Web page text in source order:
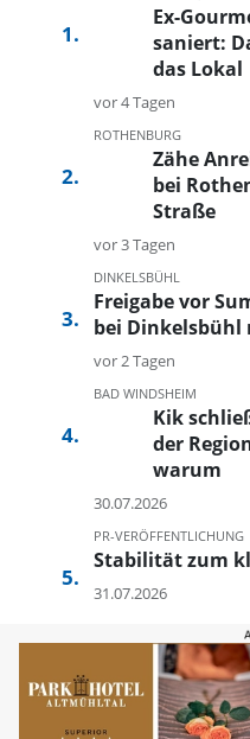
Ex-
saniert:
das Lokal
vor 4 Tagen
ROTHENBURG
Zähe
bei
Straße
vor 3 Tagen
DINKELSBÜHL
Freigabe vor
bei Dinkelsbühl
vor 2 Tagen
BAD WINDSHEIM
Kik
der
warum
30.07.2026
PR-VERÖFFENTLICHUNG
Stabilität zum
31.07.2026